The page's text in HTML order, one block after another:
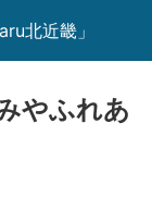
北近畿」
やふれあ